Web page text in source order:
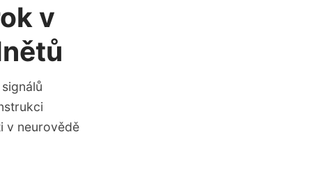
v
v neurovědě